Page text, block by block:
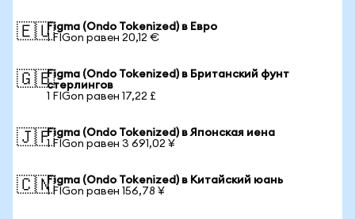
🇪🇺Figma (Ondo Tokenized) в Евро
1 FIGon равен 20,12 €
🇬🇧Figma (Ondo Tokenized) в Британский фунт
стерлингов
1 FIGon равен 17,22 £
🇯🇵Figma (Ondo Tokenized) в Японская иена
1 FIGon равен 3 691,02 ¥
🇨🇳Figma (Ondo Tokenized) в Китайский юань
1 FIGon равен 156,78 ¥